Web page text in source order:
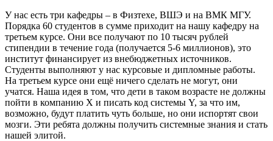
У нас есть три кафедры – в Физтехе, ВШЭ и на ВМК МГУ.
Порядка 60 студентов в сумме приходит на нашу кафедру на
третьем курсе. Они все получают по 10 тысяч рублей
стипендии в течение года (получается 5-6 миллионов), это
институт финансирует из внебюджетных источников.
Студенты выполняют у нас курсовые и дипломные работы.
На третьем курсе они ещё ничего сделать не могут, они
учатся. Наша идея в том, что дети в таком возрасте не должны
пойти в компанию X и писать код системы Y, за что им,
возможно, будут платить чуть больше, но они испортят свои
мозги. Эти ребята должны получить системные знания и стать
нашей элитой.